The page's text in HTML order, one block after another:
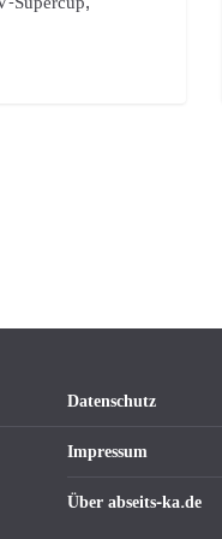
Datenschutz
Impressum
Über abseits-ka.de